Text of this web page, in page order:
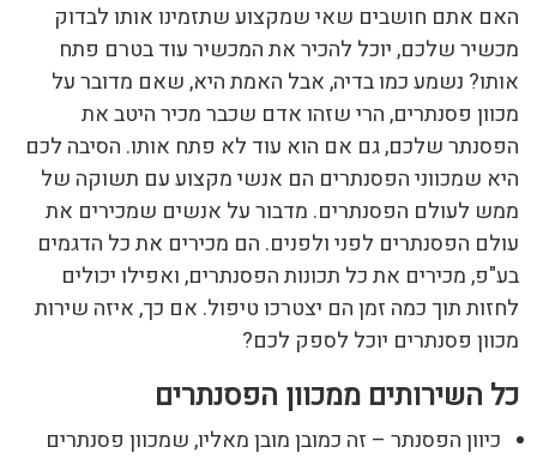
האם אתם חושבים שאי שמקצוע שתזמינו אותו לבדוק
מכשיר שלכם, יוכל להכיר את המכשיר עוד בטרם פתח
אותו? נשמע כמו בדיה, אבל האמת היא, שאם מדובר על
מכוון פסנתרים, הרי שזהו אדם שכבר מכיר היטב את
הפסנתר שלכם, גם אם הוא עוד לא פתח אותו. הסיבה לכם
היא שמכווני הפסנתרים הם אנשי מקצוע עם תשוקה של
ממש לעולם הפסנתרים. מדבור על אנשים שמכירים את
עולם הפסנתרים לפני ולפנים. הם מכירים את כל הדגמים
בע"פ, מכירים את כל תכונות הפסנתרים, ואפילו יכולים
לחזות תוך כמה זמן הם יצטרכו טיפול. אם כך, איזה שירות
מכוון פסנתרים יוכל לספק לכם?
כל השירותים ממכוון הפסנתרים
כיוון הפסנתר – זה כמובן מובן מאליו, שמכוון פסנתרים